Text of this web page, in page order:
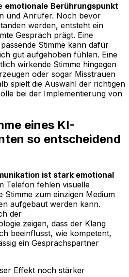
emotionale Berührungspunkt
und Anrufer. Noch bevor
werden, entsteht ein
Gespräch prägt. Eine
Stimme kann dafür
gut aufgehoben fühlen. Eine
wirkende Stimme hingegen
oder sogar Misstrauen
spielt die Auswahl der richtigen
bei der Implementierung von
eines KI-
so entscheidend
ist stark emotional
Telefon fehlen visuelle
Stimme zum einzigen Medium
aufgebaut werden kann.
der
zeigen, dass der Klang
beeinflusst, wie kompetent,
ein Gesprächspartner
Effekt noch stärker